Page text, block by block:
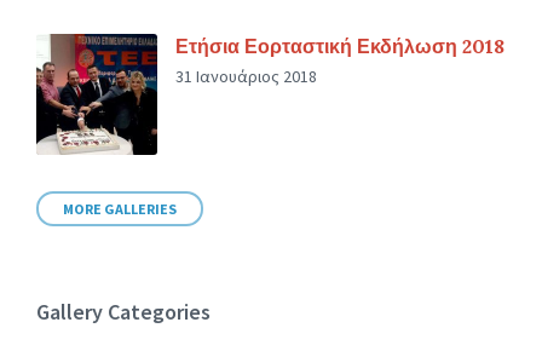
Ετήσια Εορταστική Εκδήλωση 2018
31 Ιανουάριος 2018
MORE GALLERIES
Gallery Categories